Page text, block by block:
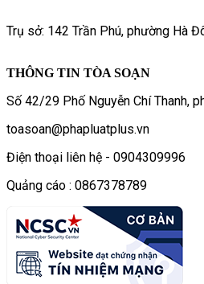
Trụ sở: 142 Trần Phú, phường Hà
THÔNG TIN TÒA SOẠN
Số 42/29 Phố Nguyễn Chí Thanh,
toasoan@phapluatplus.vn
Điện thoại liên hệ - 0904309996
Quảng cáo : 0867378789